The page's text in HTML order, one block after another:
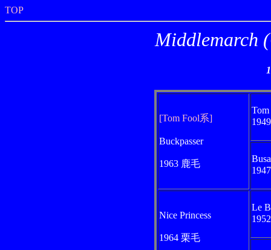
TOP
Middlemarch
[Tom Fool系]
Buckpasser
1963 鹿毛
Nice Princess
1964 栗毛
Le